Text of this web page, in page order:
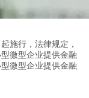
施行，法律规定，
微型企业提供金融
微型企业提供金融